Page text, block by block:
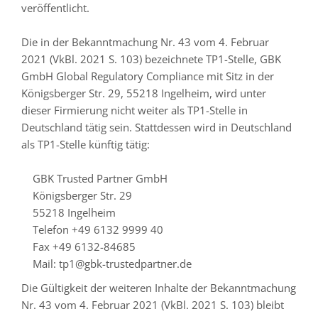
veröffentlicht.
Die in der Bekanntmachung Nr. 43 vom 4. Februar
2021 (VkBl. 2021 S. 103) bezeichnete TP1-Stelle, GBK
GmbH Global Regulatory Compliance mit Sitz in der
Königsberger Str. 29, 55218 Ingelheim, wird unter
dieser Firmierung nicht weiter als TP1-Stelle in
Deutschland tätig sein. Stattdessen wird in Deutschland
als TP1-Stelle künftig tätig:
GBK Trusted Partner GmbH
Königsberger Str. 29
55218 Ingelheim
Telefon +49 6132 9999 40
Fax +49 6132-84685
Mail: tp1@gbk-trustedpartner.de
Die Gültigkeit der weiteren Inhalte der Bekanntmachung
Nr. 43 vom 4. Februar 2021 (VkBl. 2021 S. 103) bleibt